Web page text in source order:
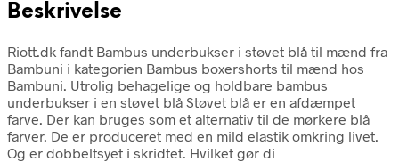
Beskrivelse
Riott.dk fandt Bambus underbukser i støvet blå til mænd fra
Bambuni i kategorien Bambus boxershorts til mænd hos
Bambuni. Utrolig behagelige og holdbare bambus
underbukser i en støvet blå Støvet blå er en afdæmpet
farve. Der kan bruges som et alternativ til de mørkere blå
farver. De er produceret med en mild elastik omkring livet.
Og er dobbeltsyet i skridtet. Hvilket gør di